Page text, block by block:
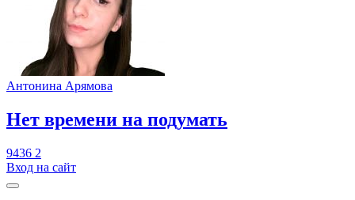
Антонина Арямова
​Нет времени на подумать
9436 2
Вход на сайт